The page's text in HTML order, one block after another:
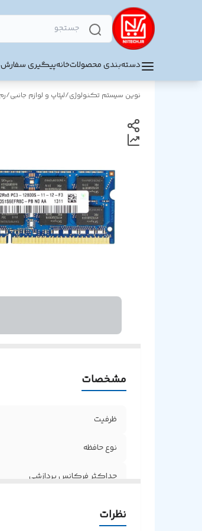
دسته‌بندی محصولاتخانهپیگیری سفارش
نوین سیستم تکنولوژی/لپتاپ و لوازم جانبی/
مشخصات
ظرفیت
نوع حافظه
حداکثر فرکانس پردازشی
نظرات